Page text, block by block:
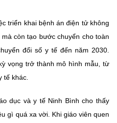
triển khai bệnh án điện tử không
còn tạo bước chuyển cho toàn
đổi số y tế đến năm 2030.
vọng trở thành mô hình mẫu, từ
tế khác.
dục và y tế Ninh Bình cho thấy
gì quá xa vời. Khi giáo viên quen